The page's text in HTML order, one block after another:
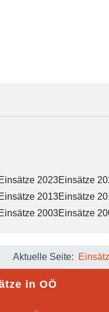
Einsätze 2023Einsätze
Einsätze 2013Einsätze
Einsätze 2003Einsätze
Aktuelle Seite:
in OÖ